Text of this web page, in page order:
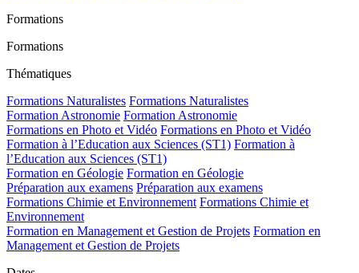
Formations
Formations
Thématiques
Formations Naturalistes Formations Naturalistes
Formation Astronomie Formation Astronomie
Formations en Photo et Vidéo Formations en Photo et Vidéo
Formation à l’Education aux Sciences (ST1) Formation à
l’Education aux Sciences (ST1)
Formation en Géologie Formation en Géologie
Préparation aux examens Préparation aux examens
Formations Chimie et Environnement Formations Chimie et
Environnement
Formation en Management et Gestion de Projets Formation en
Management et Gestion de Projets